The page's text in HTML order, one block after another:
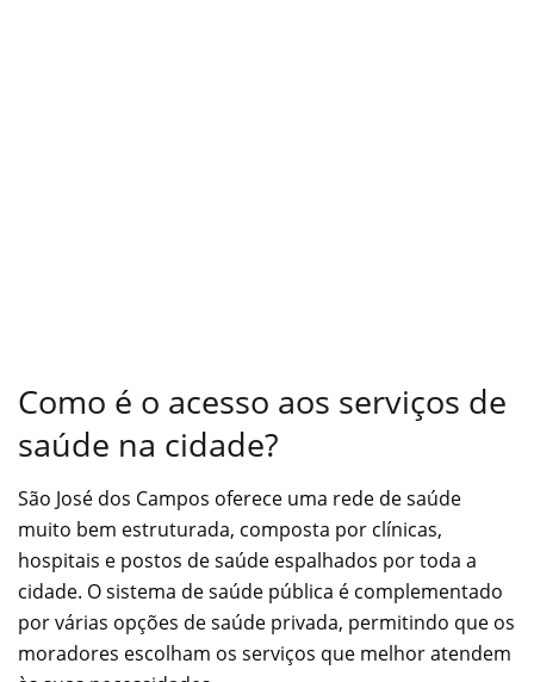
Como é o acesso aos serviços de
saúde na cidade?
São José dos Campos oferece uma rede de saúde
muito bem estruturada, composta por clínicas,
hospitais e postos de saúde espalhados por toda a
cidade. O sistema de saúde pública é complementado
por várias opções de saúde privada, permitindo que os
moradores escolham os serviços que melhor atendem